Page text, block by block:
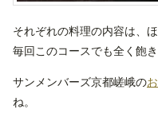
それぞれの料理の内容は、
毎回このコースでも全く飽
サンメンバーズ京都嵯峨の
ね。